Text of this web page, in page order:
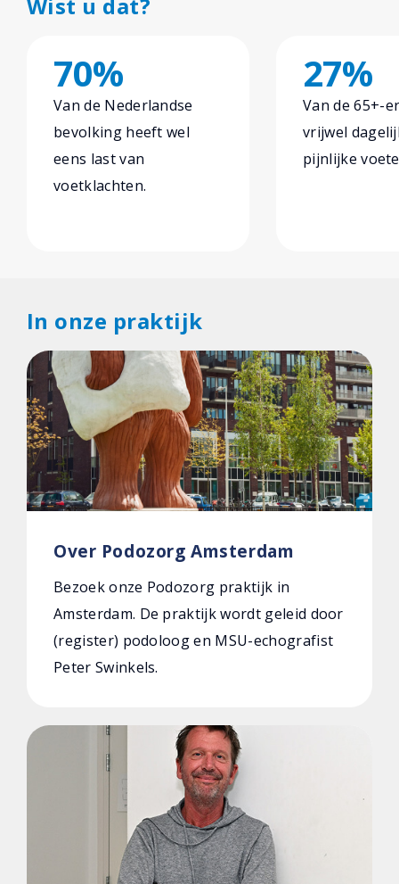
70%
Van de Nederlandse
bevolking heeft wel
eens last van
voetklachten.
27%
Van de 65+-
vrijwel
pijnlijke
In onze praktijk
Over Podozorg Amsterdam
Bezoek onze Podozorg praktijk in
Amsterdam. De praktijk wordt geleid door
(register) podoloog en MSU-echografist
Peter Swinkels.